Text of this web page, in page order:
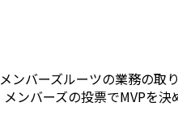
メンバーズルーツの業務の取
メンバーズの投票でMVPを